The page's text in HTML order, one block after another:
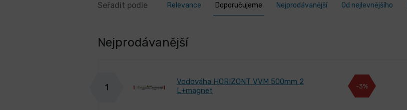
Seřadit podle Relevance Doporučujeme Nejprodávanější Od nejlevnějšího
Nejprodávanější
1
Vodováha HORIZONT VVM 500mm 2
L+magnet
-3%